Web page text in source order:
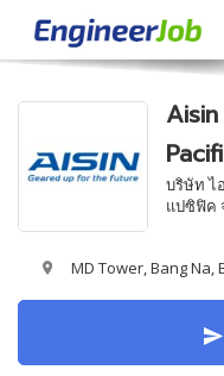
บริษัท ไ
แปซิฟิค
MD Tower, Bang Na,